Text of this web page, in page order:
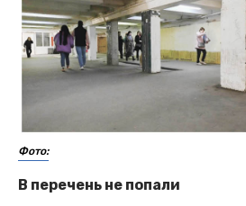
Фото:
В перечень не попали